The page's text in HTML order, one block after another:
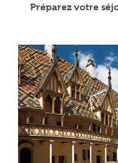
Préparez votre